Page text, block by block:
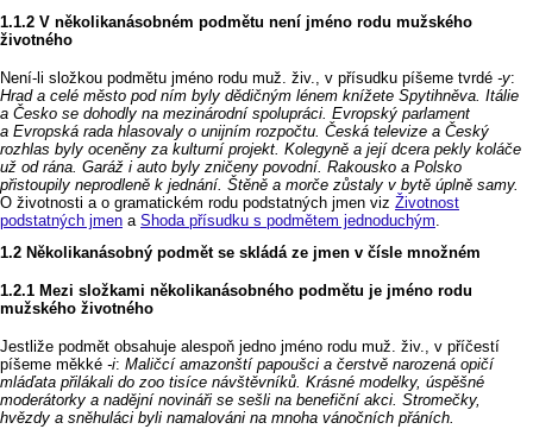
V několikanásobném podmětu není jméno rodu mužského
životného
Není‑li složkou podmětu jméno rodu muž. živ., v přísudku píšeme tvrdé ‑y:
Hrad a celé město pod ním byly dědičným lénem knížete Spytihněva. Itálie
a Česko se dohodly na mezinárodní spolupráci. Evropský parlament
a Evropská rada hlasovaly o unijním rozpočtu. Česká televize a Český
rozhlas byly oceněny za kulturní projekt. Kolegyně a její dcera pekly koláče
už od rána. Garáž i auto byly zničeny povodní. Rakousko a Polsko
přistoupily neprodleně k jednání. Štěně a morče zůstaly v bytě úplně samy.
O životnosti a o gramatickém rodu podstatných jmen viz Životnost
podstatných jmen a Shoda přísudku s podmětem jednoduchým
Několikanásobný podmět se skládá ze jmen v čísle množném
Mezi složkami několikanásobného podmětu je jméno rodu
mužského životného
Jestliže podmět obsahuje alespoň jedno jméno rodu muž. živ., v příčestí
píšeme měkké ‑i: Maličcí amazonští papoušci a čerstvě narozená opičí
mláďata přilákali do zoo tisíce návštěvníků. Krásné modelky, úspěšné
moderátorky a nadějní novináři se sešli na benefiční akci. Stromečky,
hvězdy a sněhuláci byli namalováni na mnoha vánočních přáních.